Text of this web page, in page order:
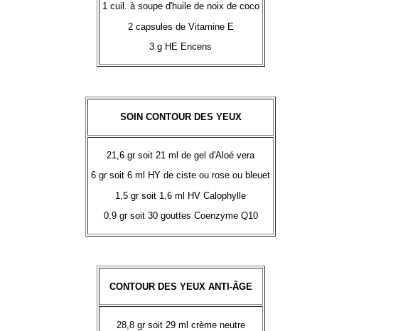
1 cuil. à soupe d'huile de noix de coco
2 capsules de Vitamine E
3 g HE Encens
SOIN CONTOUR DES YEUX
21,6 gr soit 21 ml de gel d'Aloé vera
6 gr soit 6 ml HY de ciste ou rose ou bleuet
1,5 gr soit 1,6 ml HV Calophylle
0,9 gr soit 30 gouttes Coenzyme Q10
CONTOUR DES YEUX ANTI-ÂGE
28,8 gr soit 29 ml crème neutre